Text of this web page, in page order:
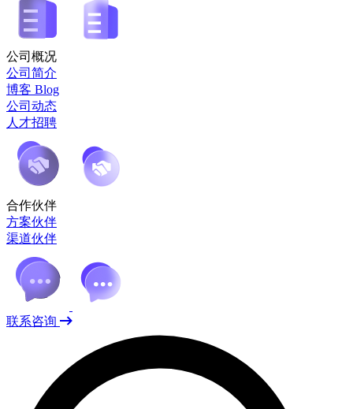
公司概况
公司简介
博客 Blog
公司动态
人才招聘
合作伙伴
方案伙伴
渠道伙伴
联系咨询